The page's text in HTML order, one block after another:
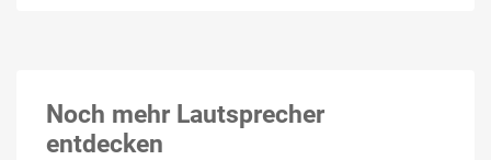
Noch mehr Lautsprecher
entdecken